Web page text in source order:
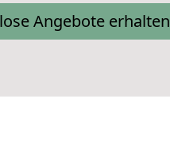
Angebote erhalten